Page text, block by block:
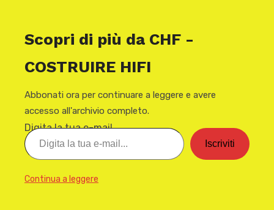
Scopri di più da CHF -
COSTRUIRE HIFI
Abbonati ora per continuare a leggere e avere
accesso all'archivio completo.
Digita la tua e-mail...
Iscriviti
Continua a leggere